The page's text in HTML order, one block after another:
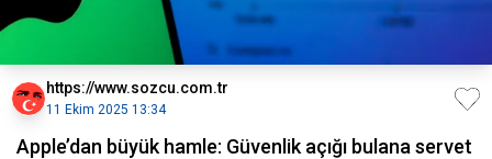
https://www.sozcu.com.tr
11 Ekim 2025 13:34
Apple’dan büyük hamle: Güvenlik açığı bulana servet